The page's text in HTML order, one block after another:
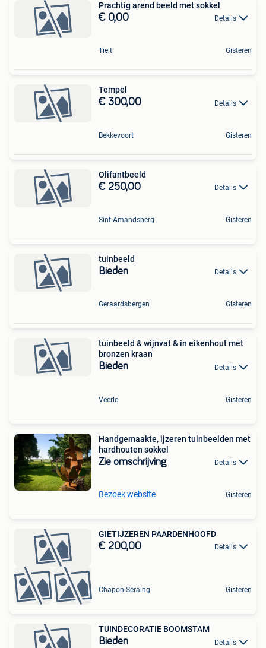
Prachtig arend beeld met sokkel
€ 0,00 Details
Tielt Gisteren
Tempel
€ 300,00 Details
Bekkevoort Gisteren
Olifantbeeld
€ 250,00 Details
Sint-Amandsberg Gisteren
tuinbeeld
Bieden Details
Geraardsbergen Gisteren
tuinbeeld & wijnvat & in eikenhout met
bronzen kraan
Bieden Details
Veerle Gisteren
Handgemaakte, ijzeren tuinbeelden met
hardhouten sokkel
Zie omschrijving Details
Bezoek website Gisteren
GIETIJZEREN PAARDENHOOFD
€ 200,00 Details
Chapon-Seraing Gisteren
TUINDECORATIE BOOMSTAM
Bieden Details